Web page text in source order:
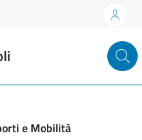
e Mobilità